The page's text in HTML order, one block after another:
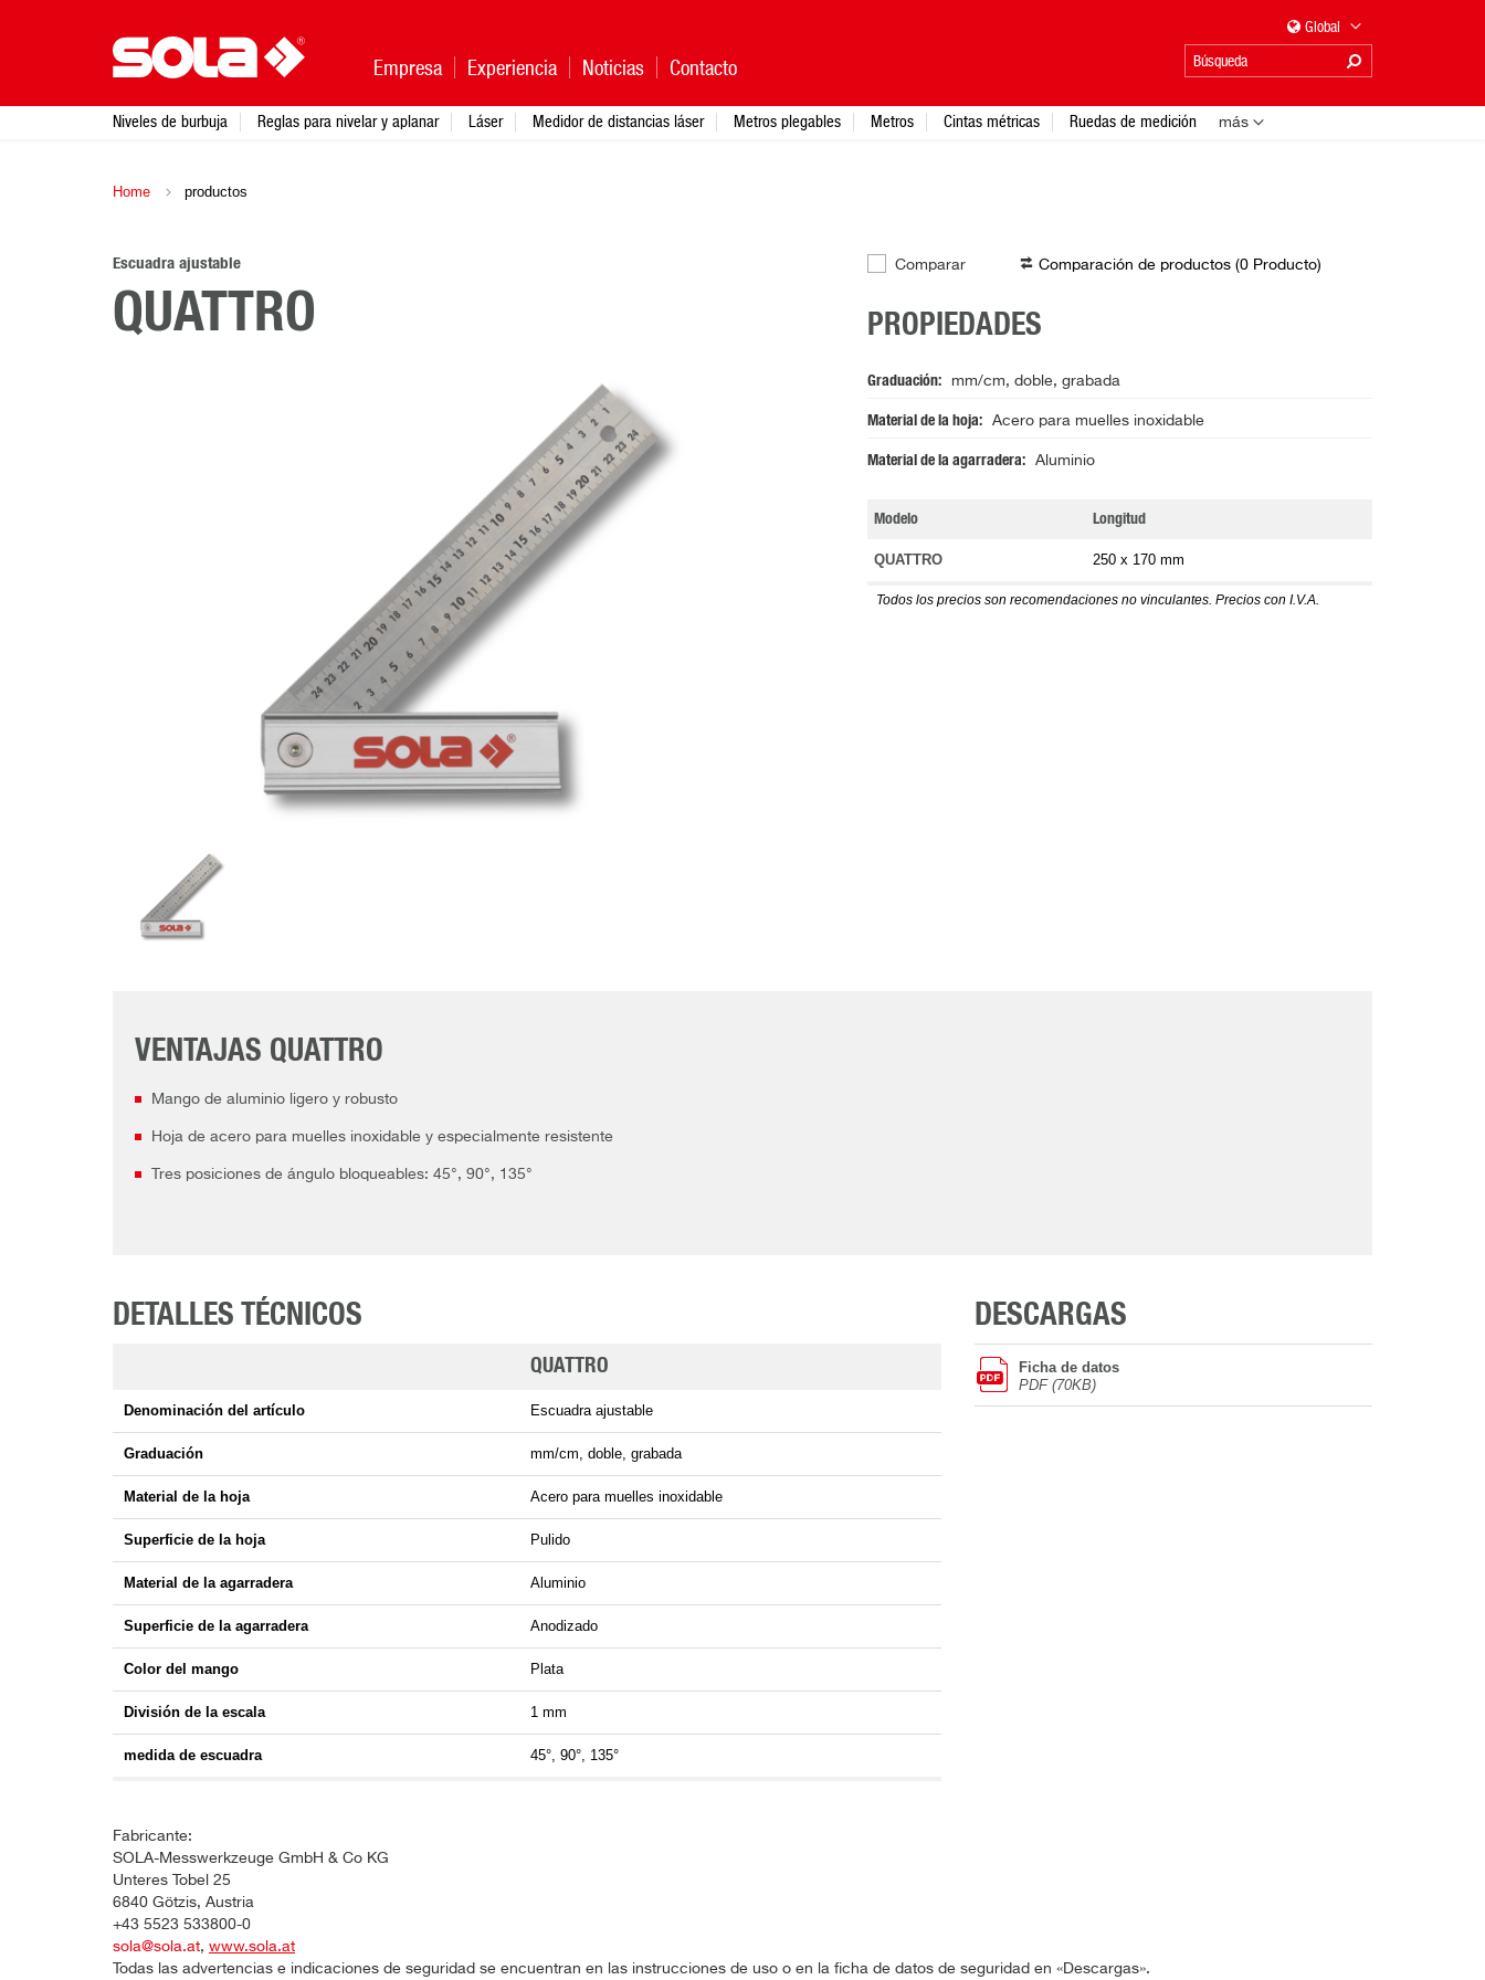
Home productos
Escuadra ajustable
QUATTRO
Comparar Comparación de productos (0 Producto)
PROPIEDADES
Graduación mm/cm, doble, grabada
Material de la hoja Acero para muelles inoxidable
Material de la agarradera Aluminio
Modelo Longitud
QUATTRO 250 x 170 mm
Todos los precios son recomendaciones no vinculantes. Precios con I.V.A.
VENTAJAS QUATTRO
Mango de aluminio ligero y robusto
Hoja de acero para muelles inoxidable y especialmente resistente
Tres posiciones de ángulo bloqueables: 45°, 90°, 135°
DETALLES TÉCNICOS
QUATTRO
Denominación del artículo Escuadra ajustable
Graduación mm/cm, doble, grabada
Material de la hoja Acero para muelles inoxidable
Superficie de la hoja Pulido
Material de la agarradera Aluminio
Superficie de la agarradera Anodizado
Color del mango Plata
División de la escala 1 mm
medida de escuadra 45°, 90°, 135°
DESCARGAS
Ficha de datos
PDF (70KB)
Fabricante:
SOLA-Messwerkzeuge GmbH & Co KG
Unteres Tobel 25
6840 Götzis, Austria
+43 5523 533800-0
sola@sola.at, www.sola.at
Todas las advertencias e indicaciones de seguridad se encuentran en las instrucciones de uso o en la ficha de datos de seguridad en «Descargas».
Empresa Experiencia Noticias Contacto
Global
Niveles de burbuja Reglas para nivelar y aplanar Láser Medidor de distancias láser Metros plegables Metros Cintas métricas Ruedas de medición más